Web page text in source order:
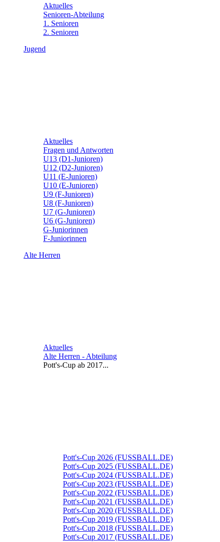
Aktuelles
Senioren-Abteilung
1. Senioren
2. Senioren
Jugend
Aktuelles
Fragen und Antworten
U13 (D1-Junioren)
U12 (D2-Junioren)
U11 (E-Junioren)
U10 (E-Junioren)
U9 (F-Junioren)
U8 (F-Junioren)
U7 (G-Junioren)
U6 (G-Junioren)
G-Juniorinnen
F-Juniorinnen
Alte Herren
Aktuelles
Alte Herren - Abteilung
Pott's-Cup ab 2017...
Pott's-Cup 2026 (FUSSBALL.DE)
Pott's-Cup 2025 (FUSSBALL.DE)
Pott's-Cup 2024 (FUSSBALL.DE)
Pott's-Cup 2023 (FUSSBALL.DE)
Pott's-Cup 2022 (FUSSBALL.DE)
Pott's-Cup 2021 (FUSSBALL.DE)
Pott's-Cup 2020 (FUSSBALL.DE)
Pott's-Cup 2019 (FUSSBALL.DE)
Pott's-Cup 2018 (FUSSBALL.DE)
Pott's-Cup 2017 (FUSSBALL.DE)